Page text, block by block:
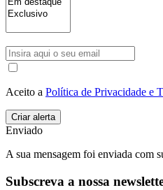
Aceito a Política de Privacidade e
Enviado
A sua mensagem foi enviada com
Subscreva a nossa